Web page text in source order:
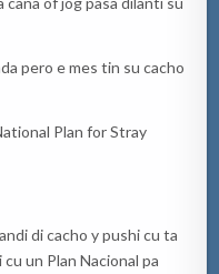
pero e mes tin su cacho
Plan for Stray
di cacho y pushi cu ta
un Plan Nacional pa